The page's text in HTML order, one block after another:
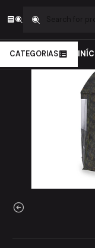
CATEGORIAS
MIVARDI Umbrella